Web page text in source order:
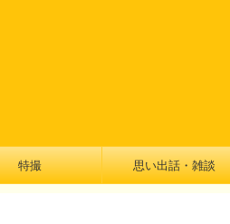
特撮 思い出話・雑談